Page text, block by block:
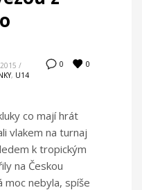
0 0
/
, U14
co mají hrát
vlakem na turnaj
k tropickým
na Českou
moc nebyla, spíše